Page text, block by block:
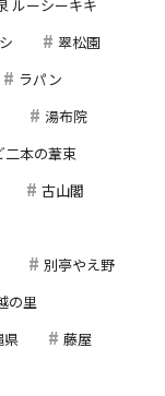
ルーシーキキ
翠松園
ラパン
湯布院
二本の葦束
古山閣
別亭やえ野
の里
県
藤屋